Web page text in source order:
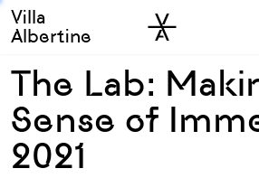
Skip to main
Skip to sidebar
Villa
Albertine
The Lab:
Sense of
2021